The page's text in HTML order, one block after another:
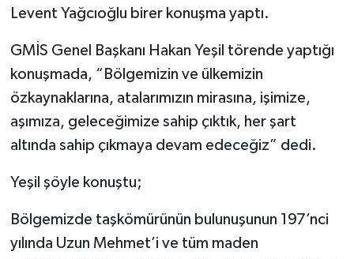
Levent Yağcıoğlu birer konuşma yaptı.
GMİS Genel Başkanı Hakan Yeşil törende yaptığı
konuşmada, “Bölgemizin ve ülkemizin
özkaynaklarına, atalarımızın mirasına, işimize,
aşımıza, geleceğimize sahip çıktık, her şart
altında sahip çıkmaya devam edeceğiz” dedi.
Yeşil şöyle konuştu;
Bölgemizde taşkömürünün bulunuşunun 197’nci
yılında Uzun Mehmet’i ve tüm maden